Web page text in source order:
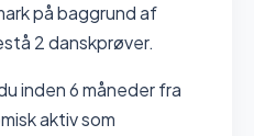
på baggrund af
2 danskprøver.
inden 6 måneder fra
aktiv som